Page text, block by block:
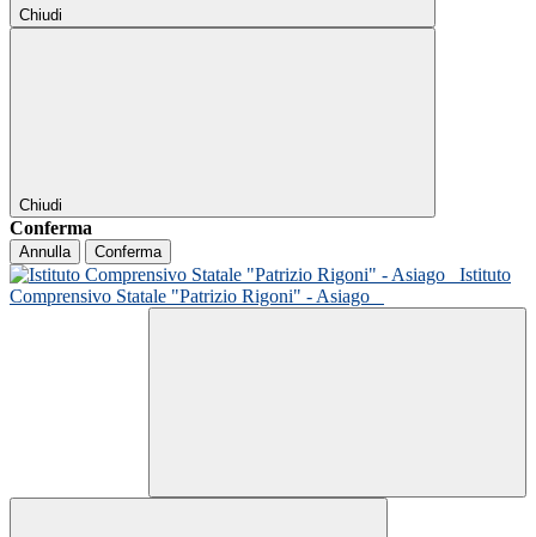
Chiudi
Chiudi
Conferma
Annulla Conferma
Istituto
Comprensivo Statale "Patrizio Rigoni" - Asiago